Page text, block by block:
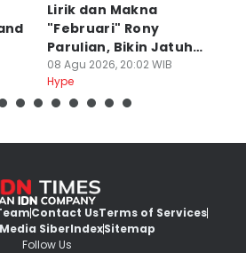
Lirik dan Makna
"Februari" Rony
Parulian, Bikin Jatuh
Cinta?
08 Agu 2026, 20:02 WIB
Hype
Contact UsTerms of Services
SiberIndexSitemap
Follow Us